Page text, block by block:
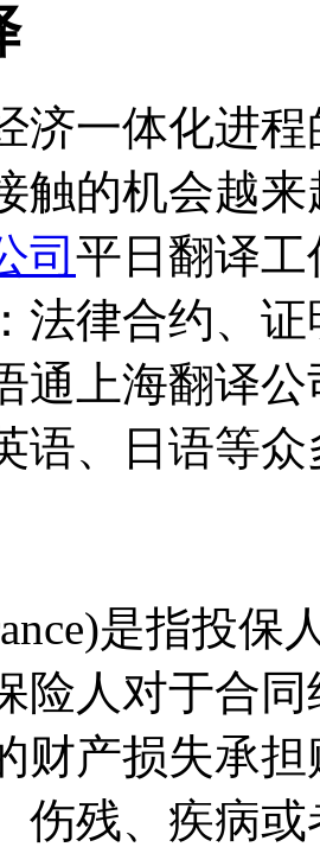
济一体化进
触的机会越
司 平日翻译
法律合约、
通上海翻译
语、日语等
是指投保
险人对于合
财产损失承
伤残、疾病